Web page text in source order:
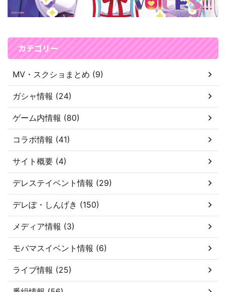
カテゴリー
MV・スクショまとめ (9)
ガシャ情報 (24)
ゲーム内情報 (80)
コラボ情報 (41)
サイト概要 (4)
デレステイベント情報 (29)
デレぽ・しんげき (150)
メディア情報 (3)
モバマスイベント情報 (6)
ライブ情報 (25)